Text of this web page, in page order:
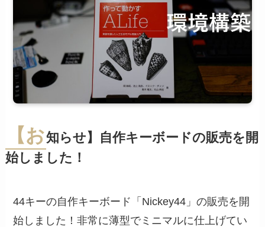
【お知らせ】自作キーボードの販売を開
始しました！
44キーの自作キーボード「Nickey44」の販売を開
始しました！非常に薄型でミニマルに仕上げてい